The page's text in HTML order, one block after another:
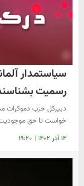
سیاستمدار
رسمیت
دبیرکل حزب دموکرات
خواست تا حق
۱۴ آذر ۱۴۰۲ | ۱۹:۲۰